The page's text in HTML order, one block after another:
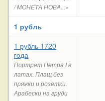
/ МОНЕТА НОВА...»
1 рубль
1 рубль 1720
года
Портрет Петра I в
латах. Плащ без
пряжки и розетки.
Арабески на груди